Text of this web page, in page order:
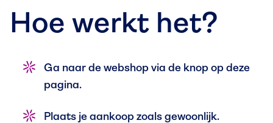
Hoe werkt het?
Ga naar de webshop via de knop op deze
pagina.
Plaats je aankoop zoals gewoonlijk.